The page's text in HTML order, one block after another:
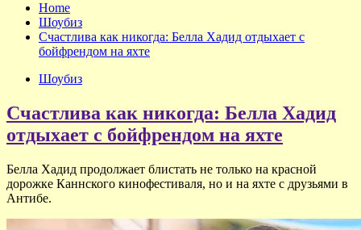
Home
Шоубиз
Счастлива как никогда: Белла Хадид отдыхает c
бойфрендом на яхте
Шоубиз
Счастлива как никогда: Белла Хадид
отдыхает c бойфрендом на яхте
Белла Хадид продолжает блистать не только на красной
дорожке Каннского кинофестиваля, но и на яхте с друзьями в
Антибе.